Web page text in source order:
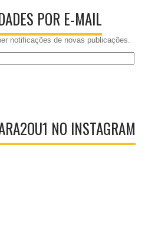
POR E-MAIL
notificações de novas publicações.
NO INSTAGRAM